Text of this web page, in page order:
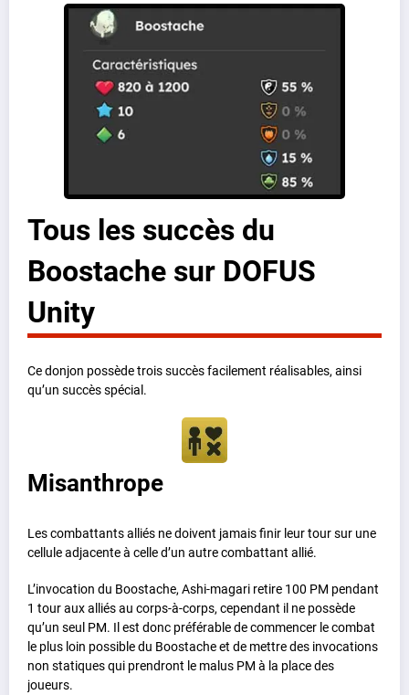
Tous les succès du
Boostache sur DOFUS
Unity
Ce donjon possède trois succès facilement réalisables, ainsi
qu’un succès spécial.
Misanthrope
Les combattants alliés ne doivent jamais finir leur tour sur une
cellule adjacente à celle d’un autre combattant allié.
L’invocation du Boostache, Ashi-magari retire 100 PM pendant
1 tour aux alliés au corps-à-corps, cependant il ne possède
qu’un seul PM. Il est donc préférable de commencer le combat
le plus loin possible du Boostache et de mettre des invocations
non statiques qui prendront le malus PM à la place des
joueurs.